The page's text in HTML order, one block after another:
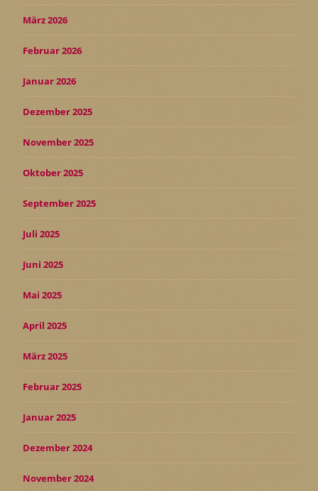
März 2026
Februar 2026
Januar 2026
Dezember 2025
November 2025
Oktober 2025
September 2025
Juli 2025
Juni 2025
Mai 2025
April 2025
März 2025
Februar 2025
Januar 2025
Dezember 2024
November 2024